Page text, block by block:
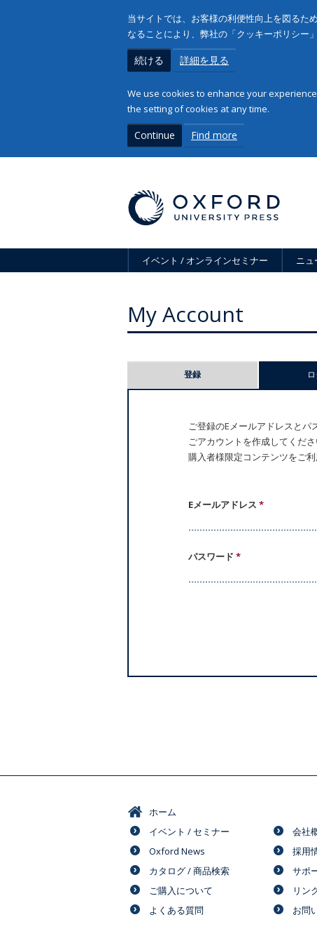
当サイトでは、お客様の利便性向上を図るた
なることにより、弊社の「クッキーポリシー
続ける 詳細を見る
We use cookies to enhance your
the setting of cookies at any time.
Continue Find more
イベント / オンラインセミナー ニュ
My Account
登録
ご登録のEメールアドレスと
ごアカウントを作成してくだ
購入者様限定コンテンツをご
Eメールアドレス*
パスワード*
ホーム
イベント / セミナー
Oxford News
カタログ / 商品検索
ご購入について
よくある質問
会社
採用
サポ
リン
お問